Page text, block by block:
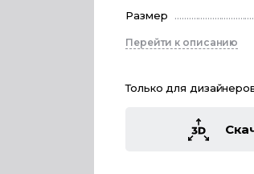
Размер
Перейти к описанию
Только для